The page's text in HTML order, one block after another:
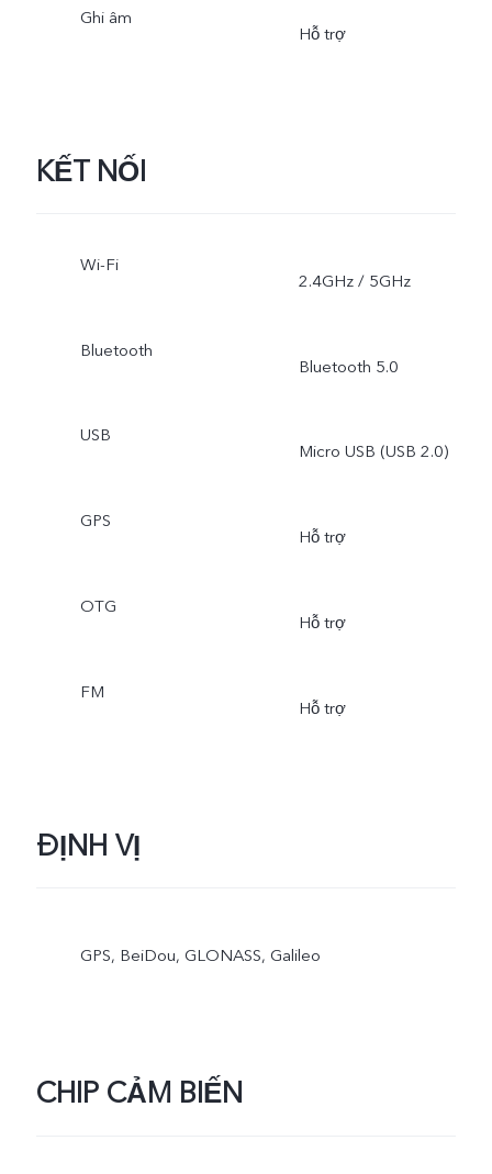
Ghi âm
Hỗ trợ
KẾT NỐI
Wi-Fi
2.4GHz / 5GHz
Bluetooth
Bluetooth 5.0
USB
Micro USB (USB 2.0)
GPS
Hỗ trợ
OTG
Hỗ trợ
FM
Hỗ trợ
ĐỊNH VỊ
GPS, BeiDou, GLONASS, Galileo
CHIP CẢM BIẾN